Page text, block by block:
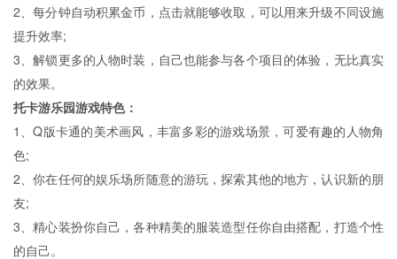
2、每分钟自动积累金币，点击就能够收取，可以用来升级不同设施
提升效率;
3、解锁更多的人物时装，自己也能参与各个项目的体验，无比真实
的效果。
托卡游乐园游戏特色：
1、Q版卡通的美术画风，丰富多彩的游戏场景，可爱有趣的人物角
色;
2、你在任何的娱乐场所随意的游玩，探索其他的地方，认识新的朋
友;
3、精心装扮你自己，各种精美的服装造型任你自由搭配，打造个性
的自己。